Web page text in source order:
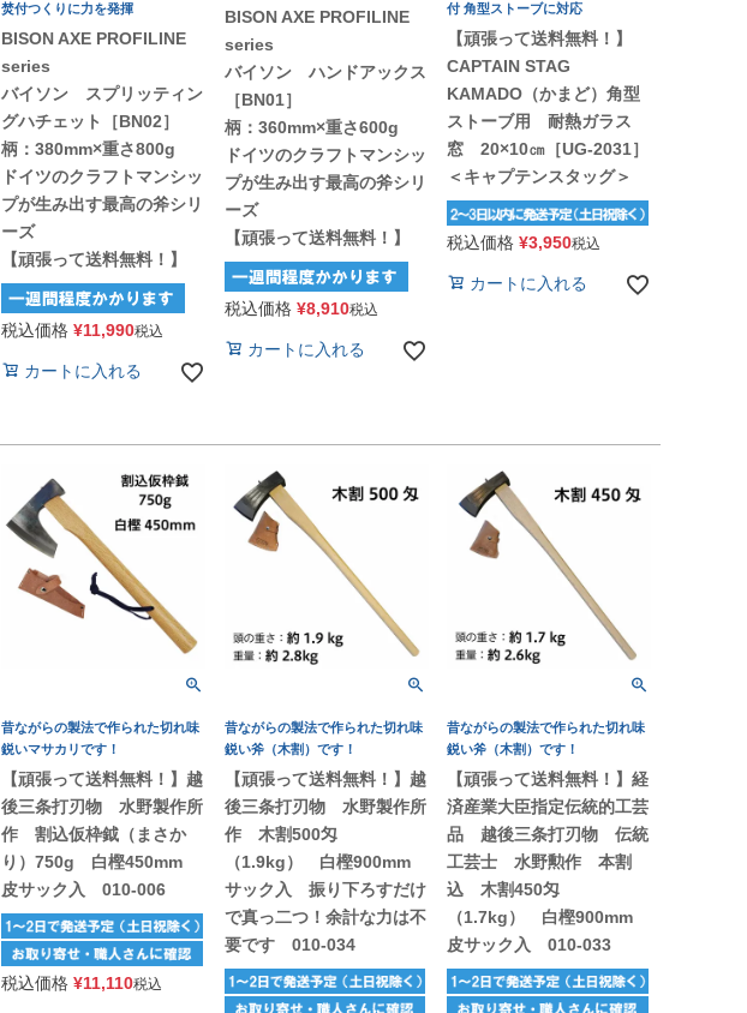
焚付つくりに力を発揮
BISON AXE PROFILINE
series
バイソン スプリッティン
グハチェット［BN02］
柄：380mm×重さ800g
ドイツのクラフトマンシッ
プが生み出す最高の斧シリ
ーズ
【頑張って送料無料！】
税込価格 ¥11,990税込
カートに入れる
BISON AXE PROFILINE
series
バイソン ハンドアックス
［BN01］
柄：360mm×重さ600g
ドイツのクラフトマンシッ
プが生み出す最高の斧シリ
ーズ
【頑張って送料無料！】
税込価格 ¥8,910税込
カートに入れる
付 角型ストーブに対応
【頑張って送料無料！】
CAPTAIN STAG
KAMADO（かまど）角型
ストーブ用 耐熱ガラス
窓 20×10㎝［UG-2031］
＜キャプテンスタッグ＞
税込価格 ¥3,950税込
カートに入れる
昔ながらの製法で作られた切れ味
鋭いマサカリです！
【頑張って送料無料！】越
後三条打刃物 水野製作所
作 割込仮枠鉞（まさか
り）750g 白樫450mm
皮サック入 010-006
税込価格 ¥11,110税込
昔ながらの製法で作られた切れ味
鋭い斧（木割）です！
【頑張って送料無料！】越
後三条打刃物 水野製作所
作 木割500匁
（1.9kg） 白樫900mm
サック入 振り下ろすだけ
で真っ二つ！余計な力は不
要です 010-034
昔ながらの製法で作られた切れ味
鋭い斧（木割）です！
【頑張って送料無料！】経
済産業大臣指定伝統的工芸
品 越後三条打刃物 伝統
工芸士 水野勲作 本割
込 木割450匁
（1.7kg） 白樫900mm
皮サック入 010-033